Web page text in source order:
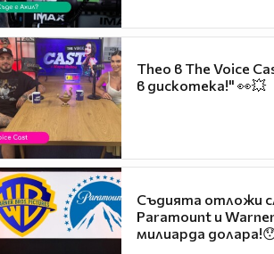
Theo в The Voice
в дискотека!" 👀💥
Съдията отложи
Paramount и
милиарда